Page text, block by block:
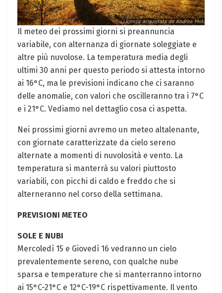
Il meteo dei‌ prossimi giorni si ⁢preannuncia
variabile, con alternanza di giornate⁤ soleggiate ⁣e
altre più nuvolose. La temperatura media⁤ degli
ultimi ​30 anni per questo‌ periodo si attesta ⁢intorno
ai‍ 16°C, ma le previsioni indicano⁣ che ci ⁢saranno‌
delle anomalie, con⁣ valori che⁤ oscilleranno ⁤tra ⁢i ⁣7°C
e i 21°C. Vediamo nel dettaglio⁤ cosa ci aspetta.
Nei prossimi⁣ giorni avremo‍ un meteo altalenante,
con giornate caratterizzate ‍da cielo sereno
alternate a momenti di nuvolosità e vento. La
temperatura si ‍manterrà su‍ valori​ piuttosto
variabili, ⁣con picchi di caldo e freddo che si
alterneranno nel corso della settimana.
PREVISIONI​ METEO
SOLE E NUBI
Mercoledì 15 e Giovedì 16 vedranno​ un⁣ cielo
‍prevalentemente sereno, con qualche nube
sparsa e temperature che si manterranno intorno
ai 15°C-21°C e 12°C-19°C rispettivamente. Il ‌vento